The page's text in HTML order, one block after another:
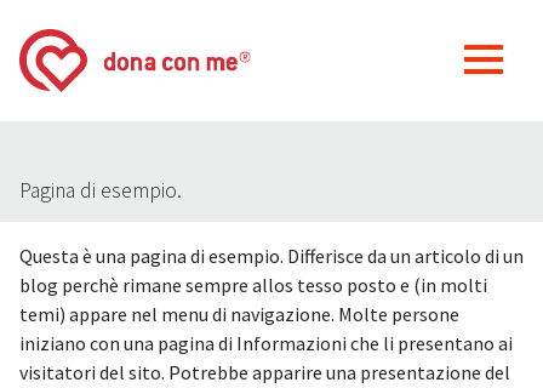
Pagina di esempio.
Questa è una pagina di esempio. Differisce da un articolo di un
blog perchè rimane sempre allos tesso posto e (in molti
temi) appare nel menu di navigazione. Molte persone
iniziano con una pagina di Informazioni che li presentano ai
visitatori del sito. Potrebbe apparire una presentazione del